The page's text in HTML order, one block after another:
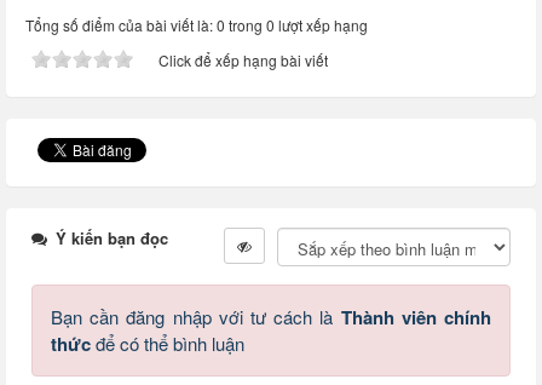
Tổng số điểm của bài viết là: 0 trong 0 lượt xếp hạng
Click để xếp hạng bài viết
Ý kiến bạn đọc
Bạn cần đăng nhập với tư cách là Thành viên chính
thứcđể có thể bình luận